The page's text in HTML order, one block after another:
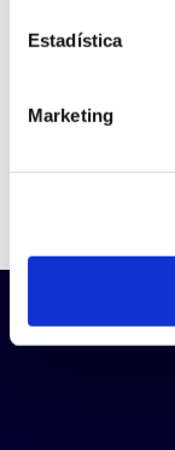
Estadística
Marketing
Ortiz
Esteban